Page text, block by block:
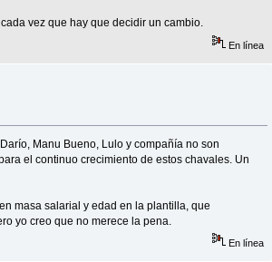
vez que hay que decidir un cambio.
En línea
Manu Bueno, Lulo y compañía no son
el continuo crecimiento de estos chavales. Un
masa salarial y edad en la plantilla, que
yo creo que no merece la pena.
En línea